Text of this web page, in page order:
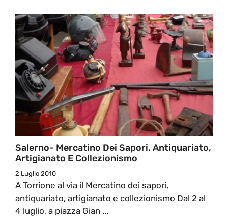
Salerno- Mercatino Dei Sapori, Antiquariato,
Artigianato E Collezionismo
2 Luglio 2010
A Torrione al via il Mercatino dei sapori,
antiquariato, artigianato e collezionismo Dal 2 al
4 luglio, a piazza Gian ...